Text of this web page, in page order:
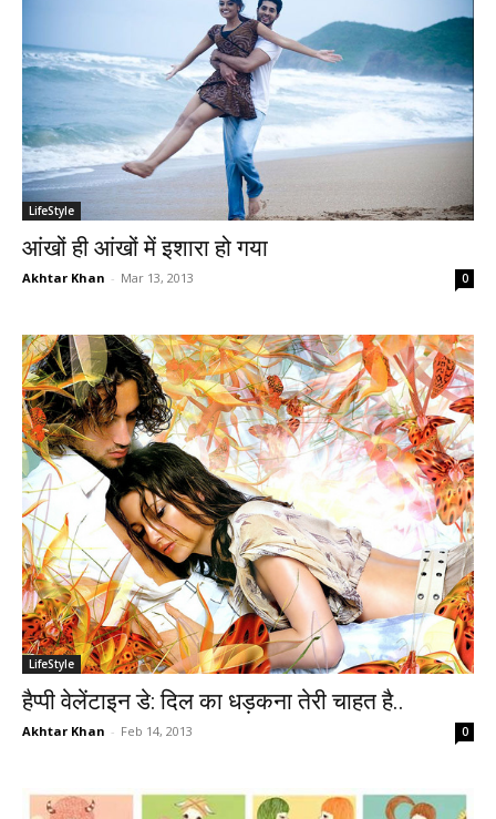
LifeStyle
आंखों ही आंखों में इशारा हो गया
Akhtar Khan - Mar 13, 2013 0
LifeStyle
हैप्पी वेलेंटाइन डे: दिल का धड़कना तेरी चाहत है..
Akhtar Khan - Feb 14, 2013 0